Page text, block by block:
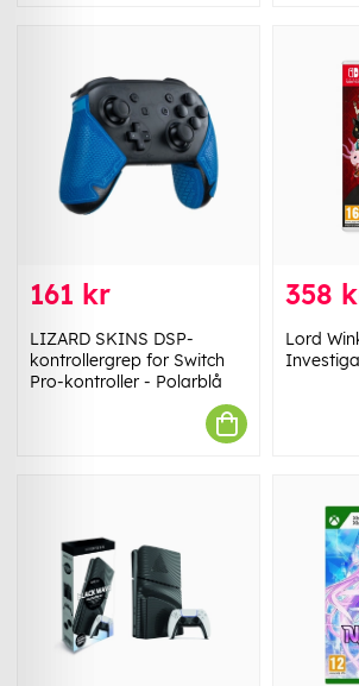
161 kr
LIZARD SKINS DSP-
kontrollergrep for Switch
Pro-kontroller - Polarblå
358
Lord